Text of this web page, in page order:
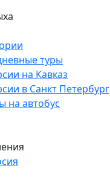
туры
на Кавказ
в Санкт Петербург
на автобус